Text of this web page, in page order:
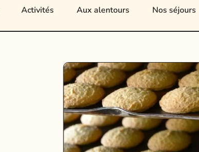
Activités Aux alentours Nos séjours